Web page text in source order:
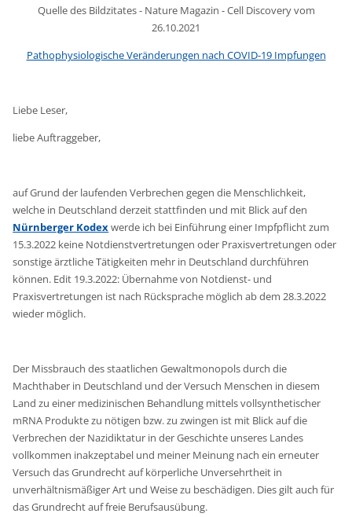
Quelle des Bildzitates - Nature Magazin - Cell Discovery vom
26.10.2021
Pathophysiologische Veränderungen nach COVID-19 Impfungen
Liebe Leser,
liebe Auftraggeber,
auf Grund der laufenden Verbrechen gegen die Menschlichkeit,
welche in Deutschland derzeit stattfinden und mit Blick auf den
Nürnberger Kodexwerde ich bei Einführung einer Impfpflicht zum
15.3.2022 keine Notdienstvertretungen oder Praxisvertretungen oder
sonstige ärztliche Tätigkeiten mehr in Deutschland durchführen
können. Edit 19.3.2022: Übernahme von Notdienst- und
Praxisvertretungen ist nach Rücksprache möglich ab dem 28.3.2022
wieder möglich.
Der Missbrauch des staatlichen Gewaltmonopols durch die
Machthaber in Deutschland und der Versuch Menschen in diesem
Land zu einer medizinischen Behandlung mittels vollsynthetischer
mRNA Produkte zu nötigen bzw. zu zwingen ist mit Blick auf die
Verbrechen der Nazidiktatur in der Geschichte unseres Landes
vollkommen inakzeptabel und meiner Meinung nach ein erneuter
Versuch das Grundrecht auf körperliche Unversehrtheit in
unverhältnismäßiger Art und Weise zu beschädigen. Dies gilt auch für
das Grundrecht auf freie Berufsausübung.